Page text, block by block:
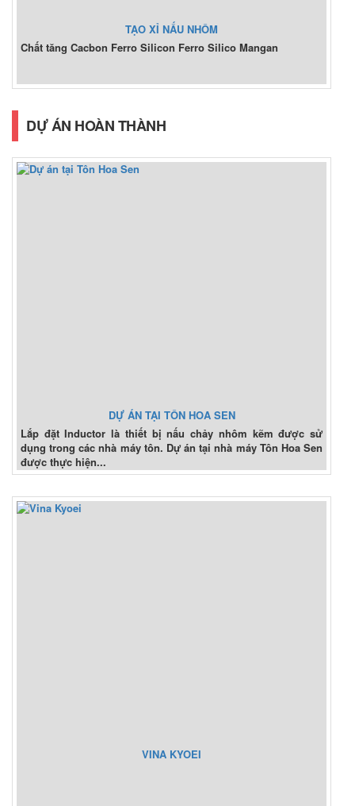
TẠO XỈ NẤU NHÔM
Chất tăng Cacbon Ferro Silicon Ferro Silico Mangan
DỰ ÁN HOÀN THÀNH
DỰ ÁN TẠI TÔN HOA SEN
Lắp đặt Inductor là thiết bị nấu chảy nhôm kẽm được sử
dụng trong các nhà máy tôn. Dự án tại nhà máy Tôn Hoa Sen
được thực hiện...
VINA KYOEI